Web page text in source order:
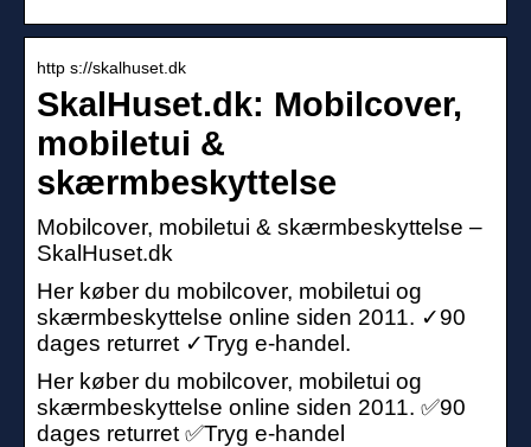
http s://skalhuset.dk
SkalHuset.dk: Mobilcover,
mobiletui &
skærmbeskyttelse
Mobilcover, mobiletui & skærmbeskyttelse –
SkalHuset.dk
Her køber du mobilcover, mobiletui og
skærmbeskyttelse online siden 2011. ✓90
dages returret ✓Tryg e-handel.
Her køber du mobilcover, mobiletui og
skærmbeskyttelse online siden 2011. ✅90
dages returret ✅Tryg e-handel